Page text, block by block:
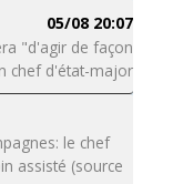
05/08 20:07
"d'agir de façon
chef d'état-major
le chef
assisté (source